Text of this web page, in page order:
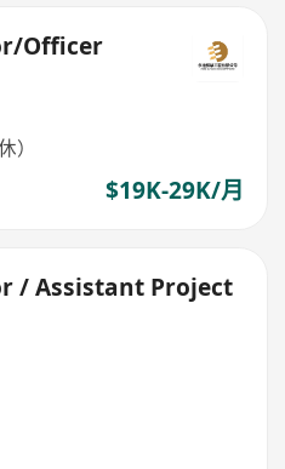
Officer
）
$19K-29K/月
/ Assistant Project